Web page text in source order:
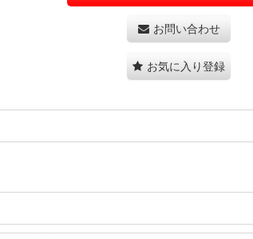
お問い合わせ
お気に入り登録